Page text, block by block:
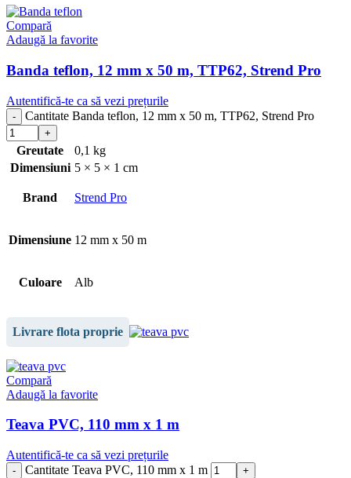
Compară
Adaugă la favorite
Banda teflon, 12 mm x 50 m, TTP62, Strend Pro
Autentifică-te ca să vezi prețurile
Cantitate Banda teflon, 12 mm x 50 m, TTP62, Strend Pro
Greutate
0,1 kg
Dimensiuni 5 × 5 × 1 cm
Brand Strend Pro
Dimensiune 12 mm x 50 m
Culoare Alb
Livrare flota proprie
Compară
Adaugă la favorite
Teava PVC, 110 mm x 1 m
Autentifică-te ca să vezi prețurile
Cantitate Teava PVC, 110 mm x 1 m